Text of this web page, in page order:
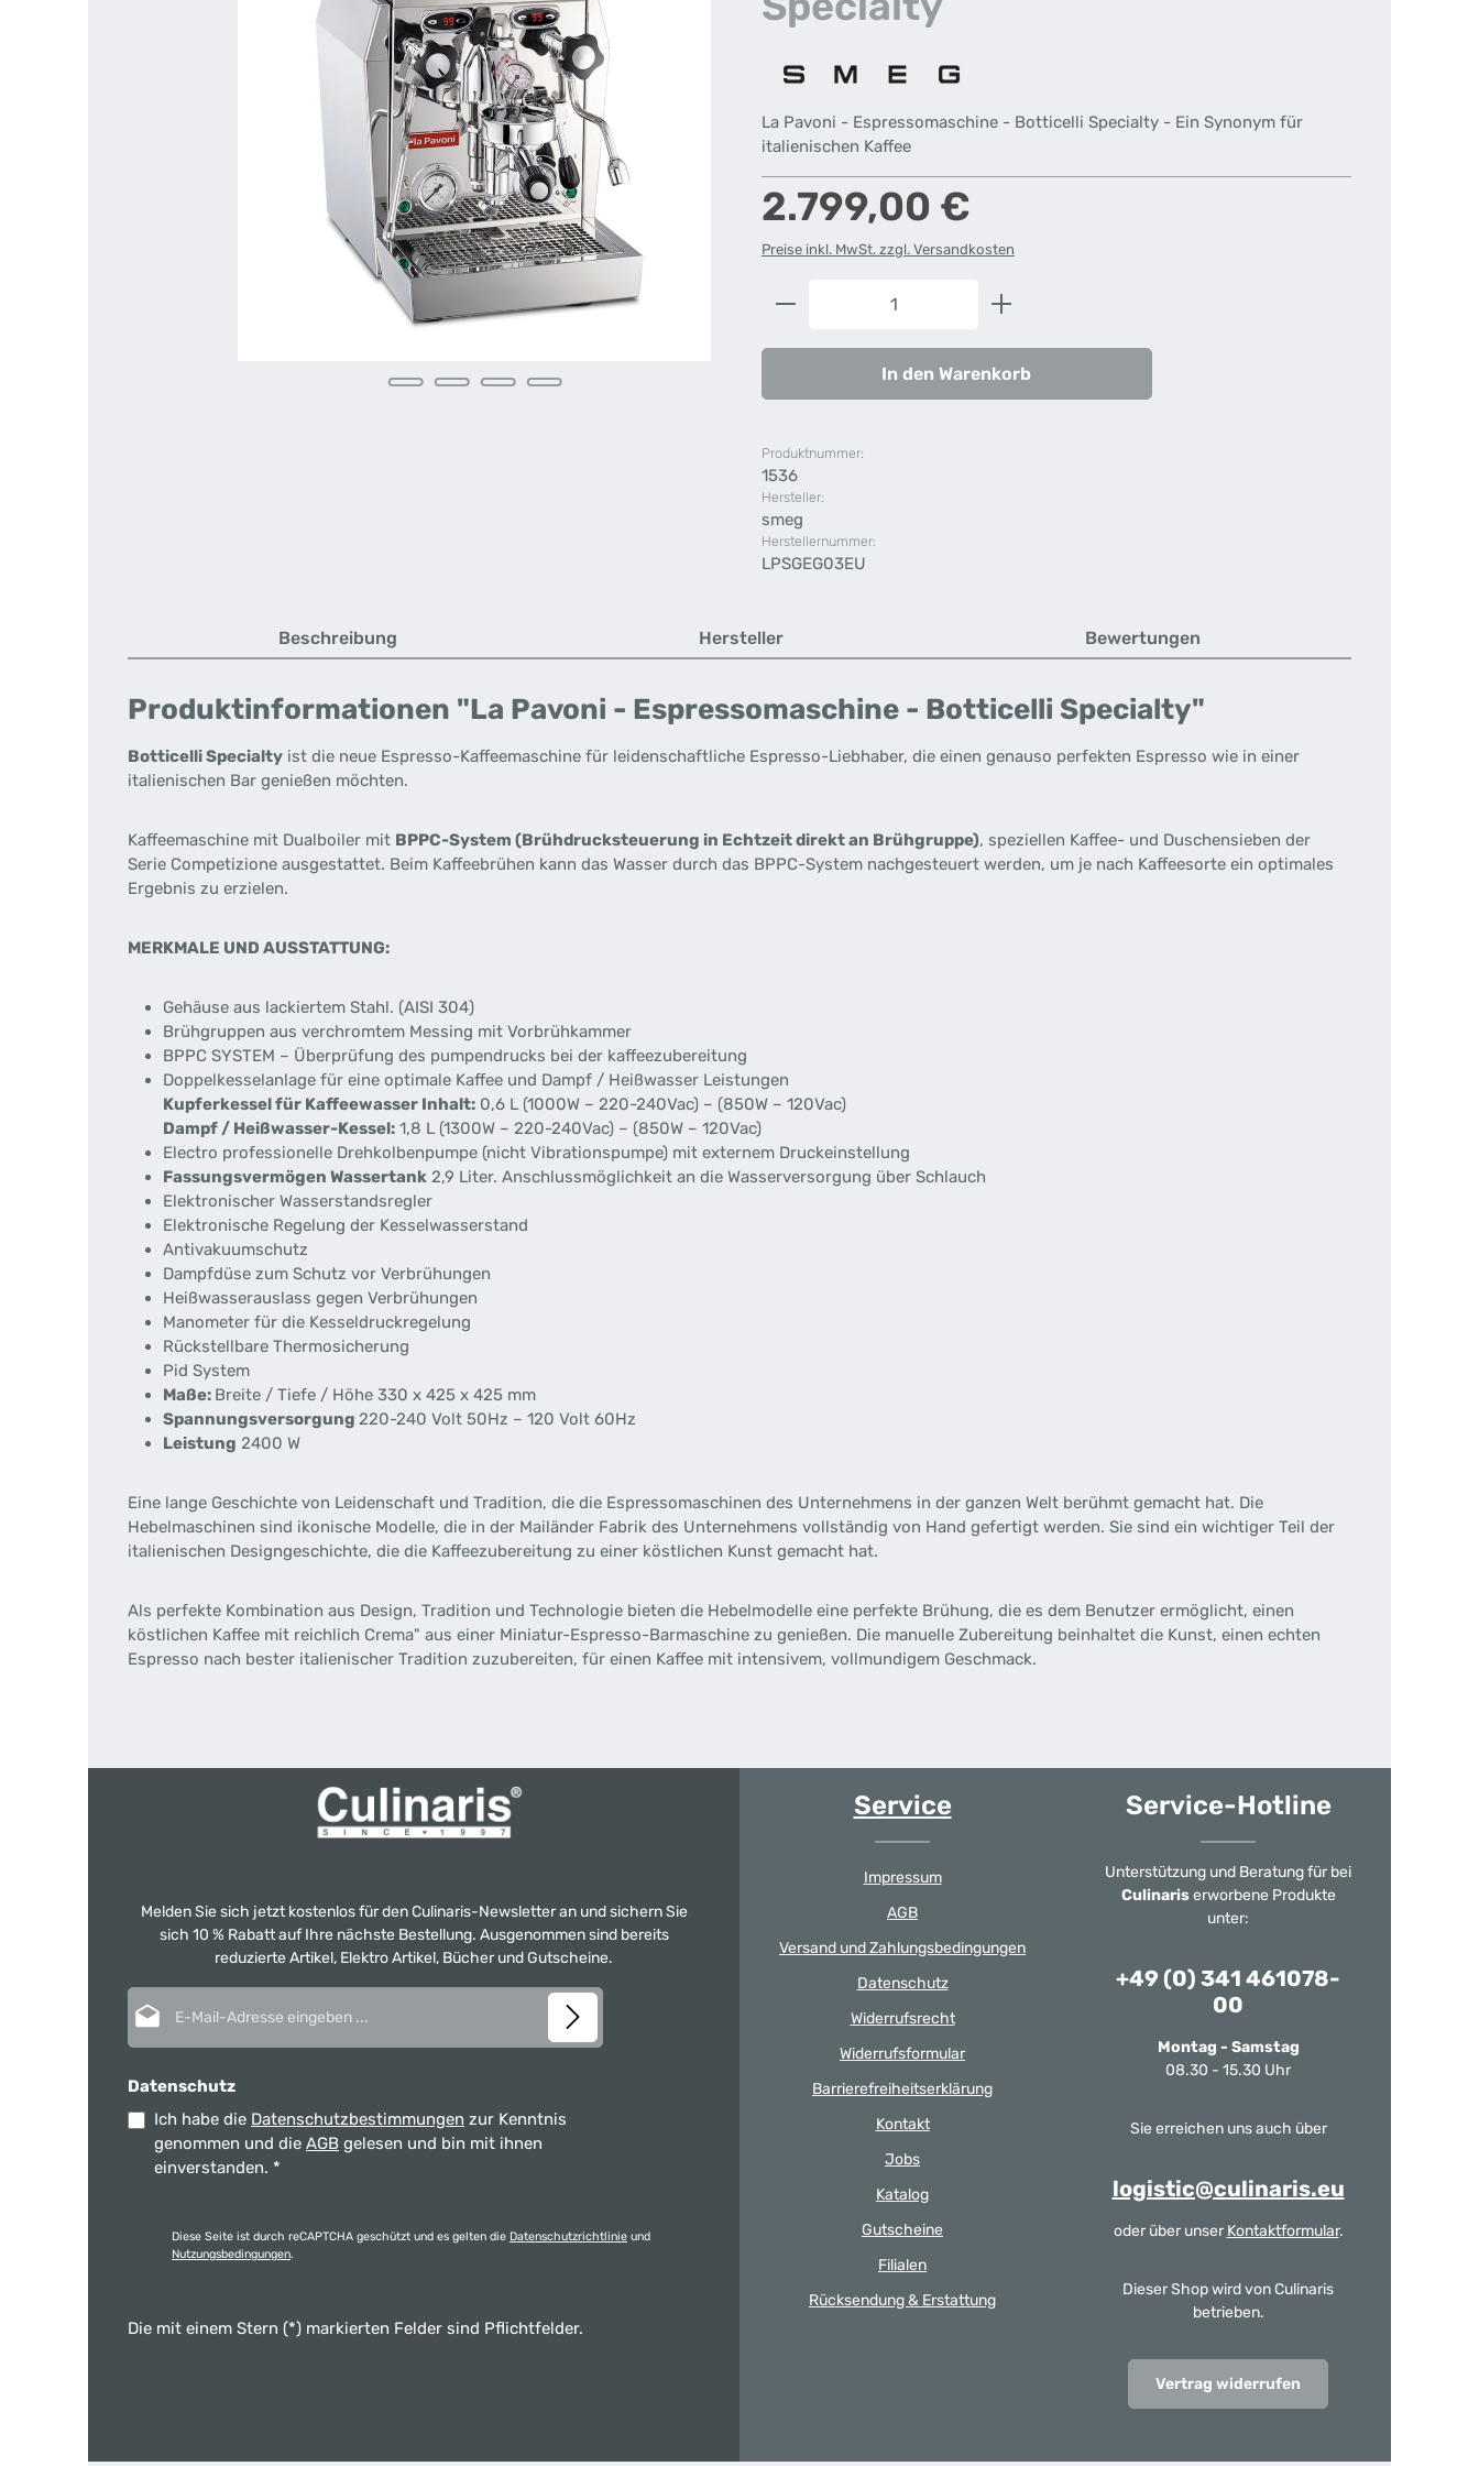
La Pavoni - Espressomaschine - Botticelli Specialty - Ein Synonym für
italienischen Kaffee
Regulärer Preis:
2.799,00 €
Preise inkl. MwSt. zzgl. Versandkosten
Produkt Anzahl: Gib den gewünschten Wert ein oder
In den Warenkorb
Produktnummer:
1536
Hersteller:
smeg
Herstellernummer:
LPSGEG03EU
Beschreibung Hersteller Bewertungen
Produktinformationen "La Pavoni - Espressomaschine - Botticelli Specialty"
Botticelli Specialty ist die neue Espresso-Kaffeemaschine für leidenschaftliche Espresso-Liebhaber, die einen genauso perfekten Espresso wie in einer
italienischen Bar genießen möchten.
Kaffeemaschine mit Dualboiler mit BPPC-System (Brühdrucksteuerung in Echtzeit direkt an Brühgruppe), speziellen Kaffee- und Duschensieben der
Serie Competizione ausgestattet. Beim Kaffeebrühen kann das Wasser durch das BPPC-System nachgesteuert werden, um je nach Kaffeesorte ein optimales
Ergebnis zu erzielen.
MERKMALE UND AUSSTATTUNG:
Gehäuse aus lackiertem Stahl. (AISI 304)
Brühgruppen aus verchromtem Messing mit Vorbrühkammer
BPPC SYSTEM – Überprüfung des pumpendrucks bei der kaffeezubereitung
Doppelkesselanlage für eine optimale Kaffee und Dampf / Heißwasser Leistungen
Kupferkessel für Kaffeewasser Inhalt: 0,6 L (1000W – 220-240Vac) – (850W – 120Vac)
Dampf / Heißwasser-Kessel: 1,8 L (1300W – 220-240Vac) – (850W – 120Vac)
Electro professionelle Drehkolbenpumpe (nicht Vibrationspumpe) mit externem Druckeinstellung
Fassungsvermögen Wassertank 2,9 Liter. Anschlussmöglichkeit an die Wasserversorgung über Schlauch
Elektronischer Wasserstandsregler
Elektronische Regelung der Kesselwasserstand
Antivakuumschutz
Dampfdüse zum Schutz vor Verbrühungen
Heißwasserauslass gegen Verbrühungen
Manometer für die Kesseldruckregelung
Rückstellbare Thermosicherung
Pid System
Maße: Breite / Tiefe / Höhe 330 x 425 x 425 mm
Spannungsversorgung 220-240 Volt 50Hz – 120 Volt 60Hz
Leistung 2400 W
Eine lange Geschichte von Leidenschaft und Tradition, die die Espressomaschinen des Unternehmens in der ganzen Welt berühmt gemacht hat. Die
Hebelmaschinen sind ikonische Modelle, die in der Mailänder Fabrik des Unternehmens vollständig von Hand gefertigt werden. Sie sind ein wichtiger Teil der
italienischen Designgeschichte, die die Kaffeezubereitung zu einer köstlichen Kunst gemacht hat.
Als perfekte Kombination aus Design, Tradition und Technologie bieten die Hebelmodelle eine perfekte Brühung, die es dem Benutzer ermöglicht, einen
köstlichen Kaffee mit reichlich Crema" aus einer Miniatur-Espresso-Barmaschine zu genießen. Die manuelle Zubereitung beinhaltet die Kunst, einen echten
Espresso nach bester italienischer Tradition zuzubereiten, für einen Kaffee mit intensivem, vollmundigem Geschmack.
Melden Sie sich jetzt kostenlos für den Culinaris-Newsletter an und sichern Sie
sich 10 % Rabatt auf Ihre nächste Bestellung. Ausgenommen sind bereits
reduzierte Artikel, Elektro Artikel, Bücher und Gutscheine.
Datenschutz
Ich habe die Datenschutzbestimmungen zur Kenntnis
genommen und die AGB gelesen und bin mit ihnen
einverstanden. *
Diese Seite ist durch reCAPTCHA geschützt und es gelten die Datenschutzrichtlinie und
Nutzungsbedingungen.
Die mit einem Stern (*) markierten Felder sind Pflichtfelder.
Service
Impressum
AGB
Versand und Zahlungsbedingungen
Datenschutz
Widerrufsrecht
Widerrufsformular
Barrierefreiheitserklärung
Kontakt
Jobs
Katalog
Gutscheine
Filialen
Rücksendung & Erstattung
Service-Hotline
Unterstützung und Beratung für bei
Culinariserworbene Produkte
unter:
+49 (0) 341 461078-
00
Montag - Samstag
08.30 - 15.30 Uhr
Sie erreichen uns auch über
logistic@culinaris.eu
oder über unser Kontaktformular.
Dieser Shop wird von Culinaris
betrieben.
Vertrag widerrufen